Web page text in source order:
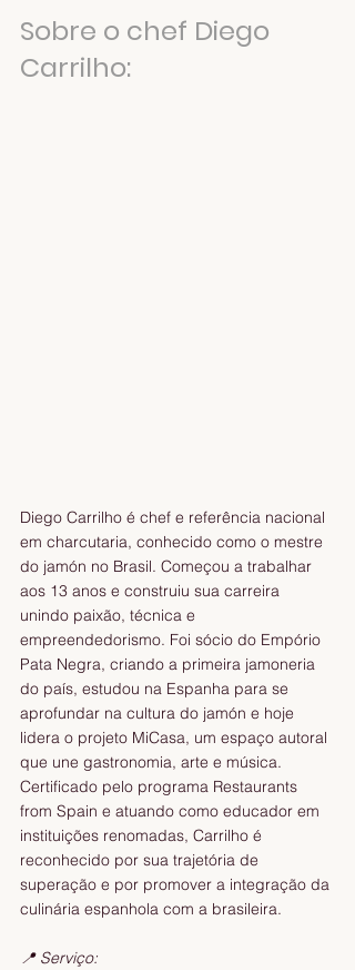
Sobre o chef Diego
Carrilho:
Diego Carrilho é chef e referência nacional
em charcutaria, conhecido como o mestre
do jamón no Brasil. Começou a trabalhar
aos 13 anos e construiu sua carreira
unindo paixão, técnica e
empreendedorismo. Foi sócio do Empório
Pata Negra, criando a primeira jamoneria
do país, estudou na Espanha para se
aprofundar na cultura do jamón e hoje
lidera o projeto MiCasa, um espaço autoral
que une gastronomia, arte e música.
Certificado pelo programa Restaurants
from Spain e atuando como educador em
instituições renomadas, Carrilho é
reconhecido por sua trajetória de
superação e por promover a integração da
culinária espanhola com a brasileira.
📍 Serviço: